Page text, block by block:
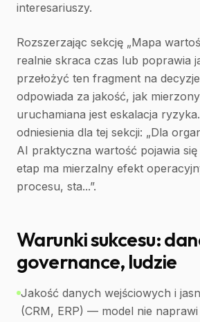
interesariuszy.
Rozszerzając sekcję „Mapa
realnie skraca czas lub poprawia
przełożyć ten fragment na
odpowiada za jakość, jak
uruchamiana jest eskalacja
odniesienia dla tej sekcji: „Dla
AI praktyczna wartość pojawia
etap ma mierzalny efekt
procesu, sta...”.
Warunki sukcesu:
governance, ludzie
Jakość danych wejściowych i
(CRM, ERP) — model nie